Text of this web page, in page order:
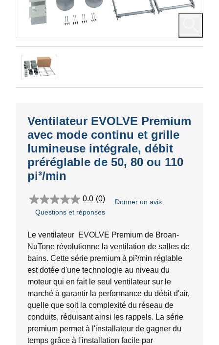
Ventilateur EVOLVE Premium
avec mode continu et grille
lumineuse intégrale, débit
préréglable de 50, 80 ou 110
pi³/min
0.0 (0)
0.0
étoile(s)
5.
Donner un avis
Questions et réponses
Le ventilateur EVOLVE Premium de Broan-
NuTone révolutionne la ventilation de salles de
bains. Cette série premium à pi³/min réglable
est dotée d'une technologie au niveau du
moteur qui en fait le seul ventilateur sur le
marché à garantir la performance du débit d'air,
quelle que soit la complexité du réseau de
conduits, réduisant ainsi les rappels. La série
premium permet à l'installateur de gagner du
temps grâce à l'installation facile par